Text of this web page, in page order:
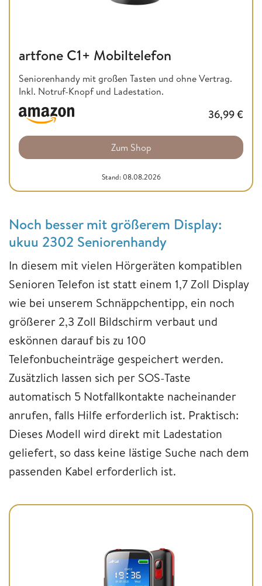
artfone C1+ Mobiltelefon
Seniorenhandy mit großen Tasten und ohne Vertrag.
Inkl. Notruf-Knopf und Ladestation.
36,99€
Zum Shop
Stand: 08.08.2026
Noch besser mit größerem Display:
ukuu 2302 Seniorenhandy
In diesem mit vielen Hörgeräten kompatiblen
Senioren Telefon ist statt einem 1,7 Zoll Display
wie bei unserem Schnäppchentipp, ein noch
größerer 2,3 Zoll Bildschirm verbaut und
eskönnen darauf bis zu 100
Telefonbucheinträge gespeichert werden.
Zusätzlich lassen sich per SOS-Taste
automatisch 5 Notfallkontakte nacheinander
anrufen, falls Hilfe erforderlich ist. Praktisch:
Dieses Modell wird direkt mit Ladestation
geliefert, so dass keine lästige Suche nach dem
passenden Kabel erforderlich ist.